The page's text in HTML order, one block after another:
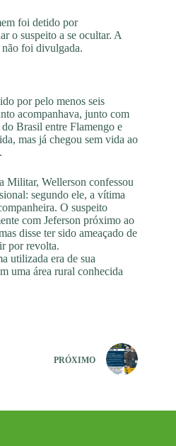
foi detido por
o suspeito a se ocultar. A
não foi divulgada.
por pelo menos seis
acompanhava, junto com
Brasil entre Flamengo e
mas já chegou sem vida ao
Militar, Wellerson confessou
segundo ele, a vítima
O suspeito
com Jeferson próximo ao
disse ter sido ameaçado de
por revolta.
utilizada era de sua
uma área rural conhecida
PRÓXIMO